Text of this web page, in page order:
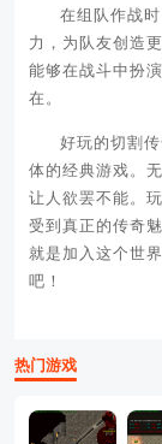
在组队作战
力，为队友创造
能够在战斗中扮
在。
好玩的切割
体的经典游戏。
让人欲罢不能。
受到真正的传奇
就是加入这个世
吧！
热门游戏